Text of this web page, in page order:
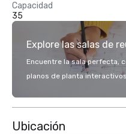
Capacidad
35
Explore las salas de
Encuentre la sala perfecta,
planos de planta
Ubicación